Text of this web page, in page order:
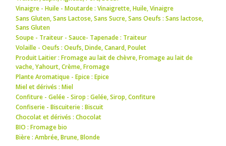
Vinaigre - Huile - Moutarde : Vinaigrette,Huile,Vinaigre
Sans Gluten, Sans Lactose, Sans Sucre, Sans Oeufs : Sans lactose,
Sans Gluten
Soupe - Traiteur - Sauce- Tapenade : Traiteur
Volaille - Oeufs : Oeufs,Dinde,Canard,Poulet
Produit Laitier : Fromage au lait de chèvre,Fromage au lait de
vache,Yahourt,Crème,Fromage
Plante Aromatique - Epice : Epice
Miel et dérivés : Miel
Confiture - Gelée - Sirop : Gelée,Sirop,Confiture
Confiserie - Biscuiterie : Biscuit
Chocolat et dérivés : Chocolat
BIO : Fromage bio
Bière : Ambrée,Brune,Blonde